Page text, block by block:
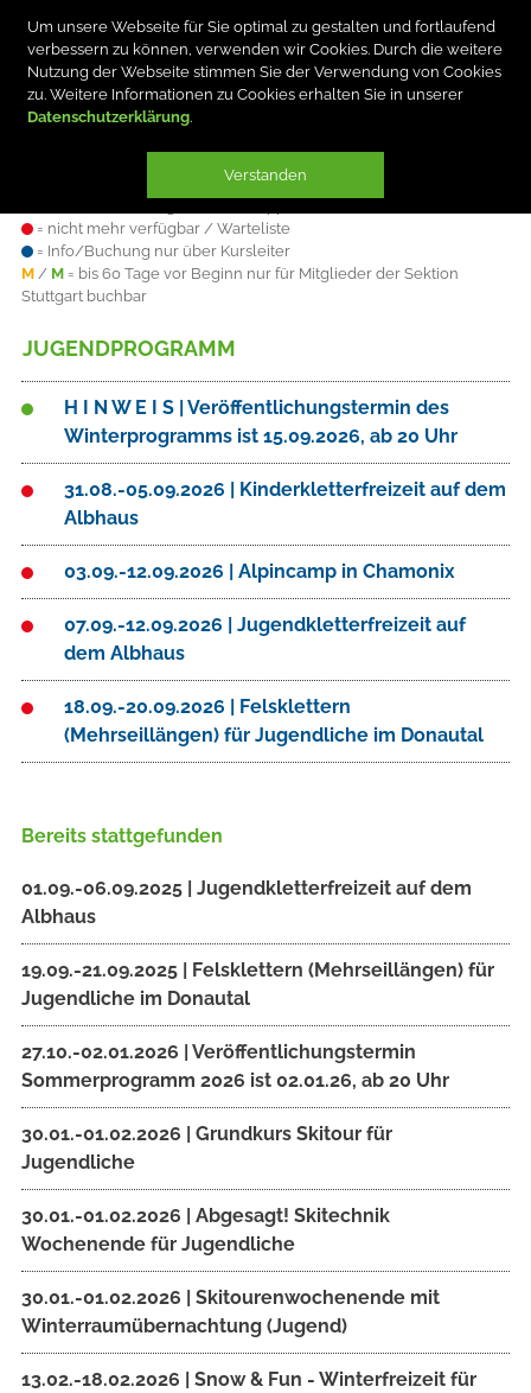
Um unsere Webseite für Sie optimal zu gestalten und fortlaufend
verbessern zu können, verwenden wir Cookies. Durch die weitere
Nutzung der Webseite stimmen Sie der Verwendung von Cookies
zu. Weitere Informationen zu Cookies erhalten Sie in unserer
Datenschutzerklärung
Verstanden
= nicht mehr verfügbar / Warteliste
= Info/Buchung nur über Kursleiter
M/ M= bis 60 Tage vor Beginn nur für Mitglieder der Sektion
Stuttgart buchbar
JUGENDPROGRAMM
H I N W E I S | Veröffentlichungstermin des
Winterprogramms ist 15.09.2026, ab 20 Uhr
31.08.-05.09.2026 | Kinderkletterfreizeit auf dem
Albhaus
03.09.-12.09.2026 | Alpincamp in Chamonix
07.09.-12.09.2026 | Jugendkletterfreizeit auf
dem Albhaus
18.09.-20.09.2026 | Felsklettern
(Mehrseillängen) für Jugendliche im Donautal
Bereits stattgefunden
01.09.-06.09.2025 | Jugendkletterfreizeit auf dem
Albhaus
19.09.-21.09.2025 | Felsklettern (Mehrseillängen) für
Jugendliche im Donautal
27.10.-02.01.2026 | Veröffentlichungstermin
Sommerprogramm 2026 ist 02.01.26, ab 20 Uhr
30.01.-01.02.2026 | Grundkurs Skitour für
Jugendliche
30.01.-01.02.2026 | Abgesagt! Skitechnik
Wochenende für Jugendliche
30.01.-01.02.2026 | Skitourenwochenende mit
Winterraumübernachtung (Jugend)
13.02.-18.02.2026 | Snow & Fun - Winterfreizeit für